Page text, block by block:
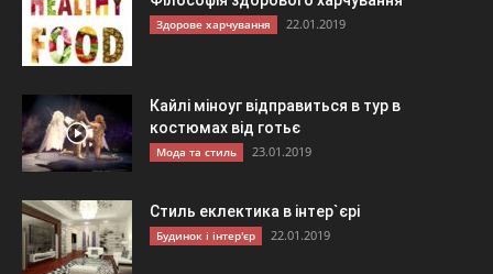
Здорове харчування 22.01.2019
Кайлі міноуг відправиться в тур в
костюмах від готьє
Мода та стиль 23.01.2019
Стиль еклектика в інтер`єрі
Будинок і інтер'єр 22.01.2019